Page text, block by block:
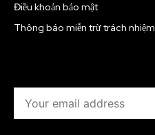
Điều khoản bảo mật
Thông báo miễn trừ trách nhiệm